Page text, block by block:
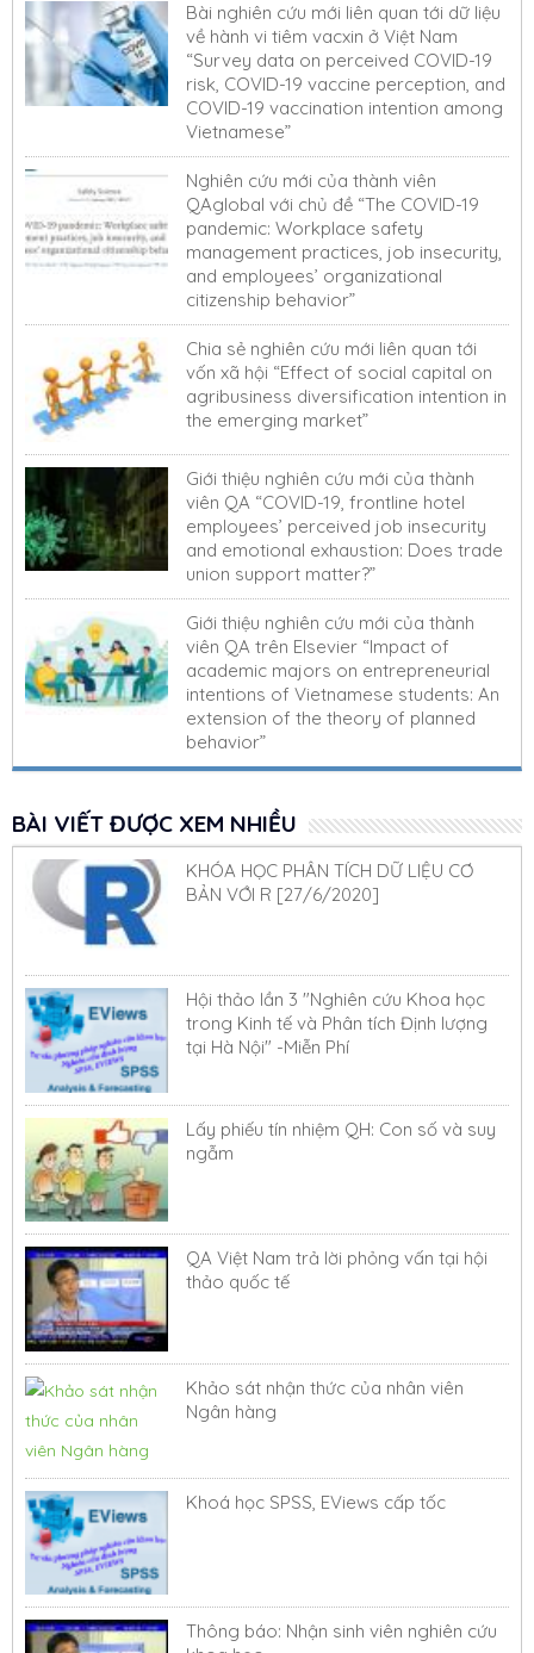
Bài nghiên cứu mới liên quan tới dữ liệu
về hành vi tiêm vacxin ở Việt Nam
“Survey data on perceived COVID-19
risk, COVID-19 vaccine perception, and
COVID-19 vaccination intention among
Vietnamese”
Nghiên cứu mới của thành viên
QAglobal với chủ đề “The COVID-19
pandemic: Workplace safety
management practices, job insecurity,
and employees’ organizational
citizenship behavior”
Chia sẻ nghiên cứu mới liên quan tới
vốn xã hội “Effect of social capital on
agribusiness diversification intention in
the emerging market”
Giới thiệu nghiên cứu mới của thành
viên QA “COVID-19, frontline hotel
employees’ perceived job insecurity
and emotional exhaustion: Does trade
union support matter?”
Giới thiệu nghiên cứu mới của thành
viên QA trên Elsevier “Impact of
academic majors on entrepreneurial
intentions of Vietnamese students: An
extension of the theory of planned
behavior”
BÀI VIẾT ĐƯỢC XEM NHIỀU
KHÓA HỌC PHÂN TÍCH DỮ LIỆU CƠ
BẢN VỚI R [27/6/2020]
Hội thảo lần 3 "Nghiên cứu Khoa học
trong Kinh tế và Phân tích Định lượng
tại Hà Nội" -Miễn Phí
Lấy phiếu tín nhiệm QH: Con số và suy
ngẫm
QA Việt Nam trả lời phỏng vấn tại hội
thảo quốc tế
Khảo sát nhận thức của nhân viên
Ngân hàng
Khoá học SPSS, EViews cấp tốc
Thông báo: Nhận sinh viên nghiên cứu